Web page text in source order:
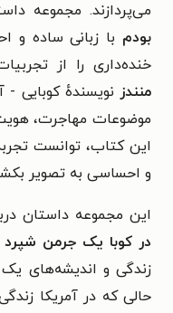
می‌پردازند. مجموعه
بودم با زبانی ساده و
خنده‌داری را از
منندز نویسندهٔ کوبایی
موضوعات مهاجرت،
این کتاب، توانست
و احساسی به تصویر
این مجموعه داستان دربردارندهٔ ۱۱
در کوبا یک جرمن شپرد
زندگی و اندیشه‌های یک
حالی که در آمریکا